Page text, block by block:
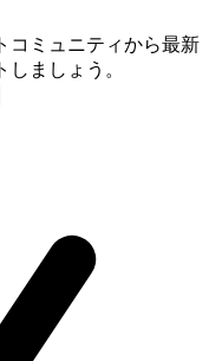
コミュニティから最新
ましょう。